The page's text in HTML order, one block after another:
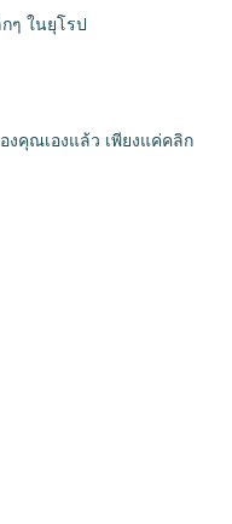
ๆ ในยุโรป
คุณเองแล้ว เพียงแค่คลิก